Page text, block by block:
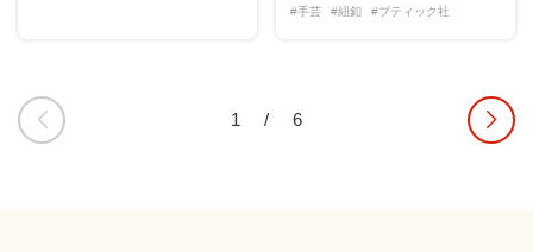
#手芸 #紐釦 #ブティック社
1 / 6